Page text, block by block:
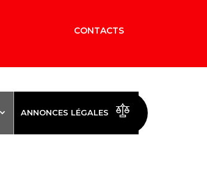
CONTACTS
ANNONCES LÉGALES